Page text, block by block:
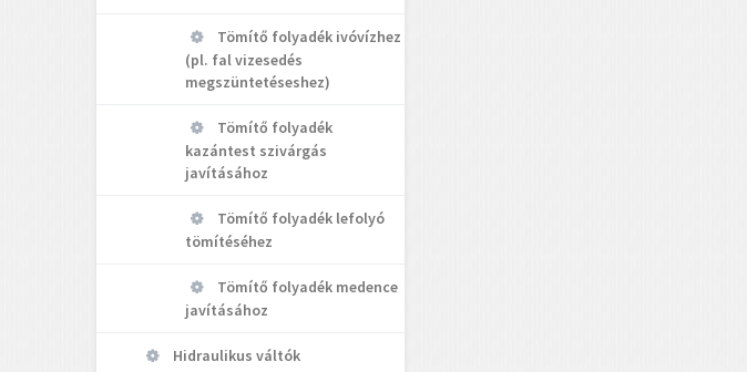
Tömítő folyadék ivóvízhez
(pl. fal vizesedés
megszüntetéseshez)
Tömítő folyadék
kazántest szivárgás
javításához
Tömítő folyadék lefolyó
tömítéséhez
Tömítő folyadék medence
javításához
Hidraulikus váltók